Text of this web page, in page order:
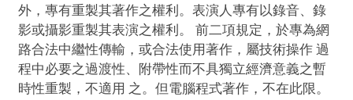
外，專有重製其著作之權利。表演人專有以錄音、錄
影或攝影重製其表演之權利。 前二項規定，於專為網
路合法中繼性傳輸，或合法使用著作，屬技術操作 過
程中必要之過渡性、附帶性而不具獨立經濟意義之暫
時性重製，不適用 之。但電腦程式著作，不在此限。